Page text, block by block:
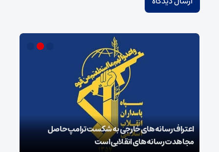
اعتراف رسانه‌های خارجی به شکست ترامپ حاصل
مجاهدت رسانه‌های انقلابی است